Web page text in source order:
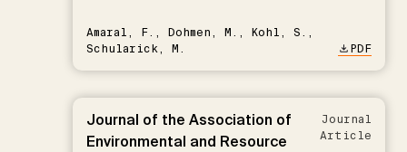
Amaral, F., Dohmen, M., Kohl, S.,
Schularick, M.
PDF
Journal of the Association of
Environmental and Resource
Journal
Article